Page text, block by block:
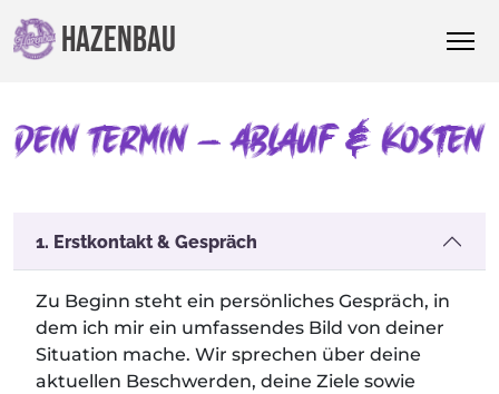
HAZENBAU
1. Erstkontakt & Gespräch
Zu Beginn steht ein persönliches Gespräch, in
dem ich mir ein umfassendes Bild von deiner
Situation mache. Wir sprechen über deine
aktuellen Beschwerden, deine Ziele sowie